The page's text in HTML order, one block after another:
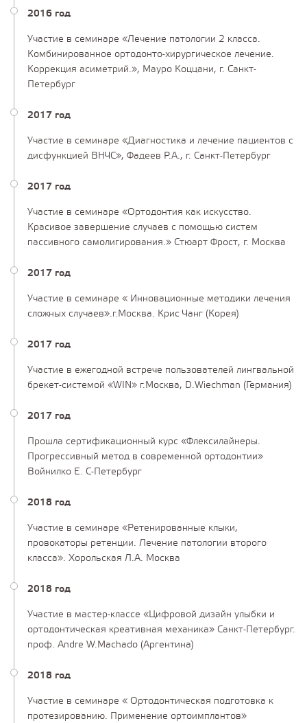
2016 год
Участие в семинаре «Лечение патологии 2 класса.
Комбинированное ортодонто-хирургическое лечение.
Коррекция асиметрий.», Мауро Коццани, г. Санкт-
Петербург
2017 год
Участие в семинаре «Диагностика и лечение пациентов с
дисфункцией ВНЧС», Фадеев Р.А., г. Санкт-Петербург
2017 год
Участие в семинаре «Ортодонтия как искусство.
Красивое завершение случаев с помощью систем
пассивного самолигирования.» Стюарт Фрост, г. Москва
2017 год
Участие в семинаре « Инновационные методики лечения
сложных случаев».г.Москва. Крис Чанг (Корея)
2017 год
Участие в ежегодной встрече пользователей лингвальной
брекет-системой «WIN» г.Москва, D.Wiechman (Германия)
2017 год
Прошла сертификационный курс «Флексилайнеры.
Прогрессивный метод в современной ортодонтии»
Войнилко Е. С-Петербург
2018 год
Участие в семинаре «Ретенированные клыки,
провокаторы ретенции. Лечение патологии второго
класса». Хорольская Л.А. Москва
2018 год
Участие в мастер-классе «Цифровой дизайн улыбки и
ортодонтическая креативная механика» Санкт-Петербург.
проф. Andre W.Machado (Аргентина)
2018 год
Участие в семинаре « Ортодонтическая подготовка к
протезированию. Применение ортоимплантов»